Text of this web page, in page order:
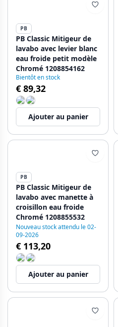
PB
PB Classic Mitigeur de
lavabo avec levier blanc
eau froide petit modèle
Chromé 1208854162
Bientôt en stock
€ 89,32
Ajouter au panier
PB
PB Classic Mitigeur de
lavabo avec manette à
croisillon eau froide
Chromé 1208855532
Nouveau stock attendu le 02-
09-2026
€ 113,20
Ajouter au panier